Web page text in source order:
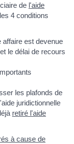
de l'aide
4 conditions
affaire est devenue
le délai de recours
les plafonds de
juridictionnelle
retiré l'aide
à cause de